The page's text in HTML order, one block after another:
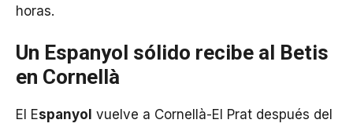
horas.
Un Espanyol sólido recibe al Betis
en Cornellà
El Espanyol vuelve a Cornellà-El Prat después del